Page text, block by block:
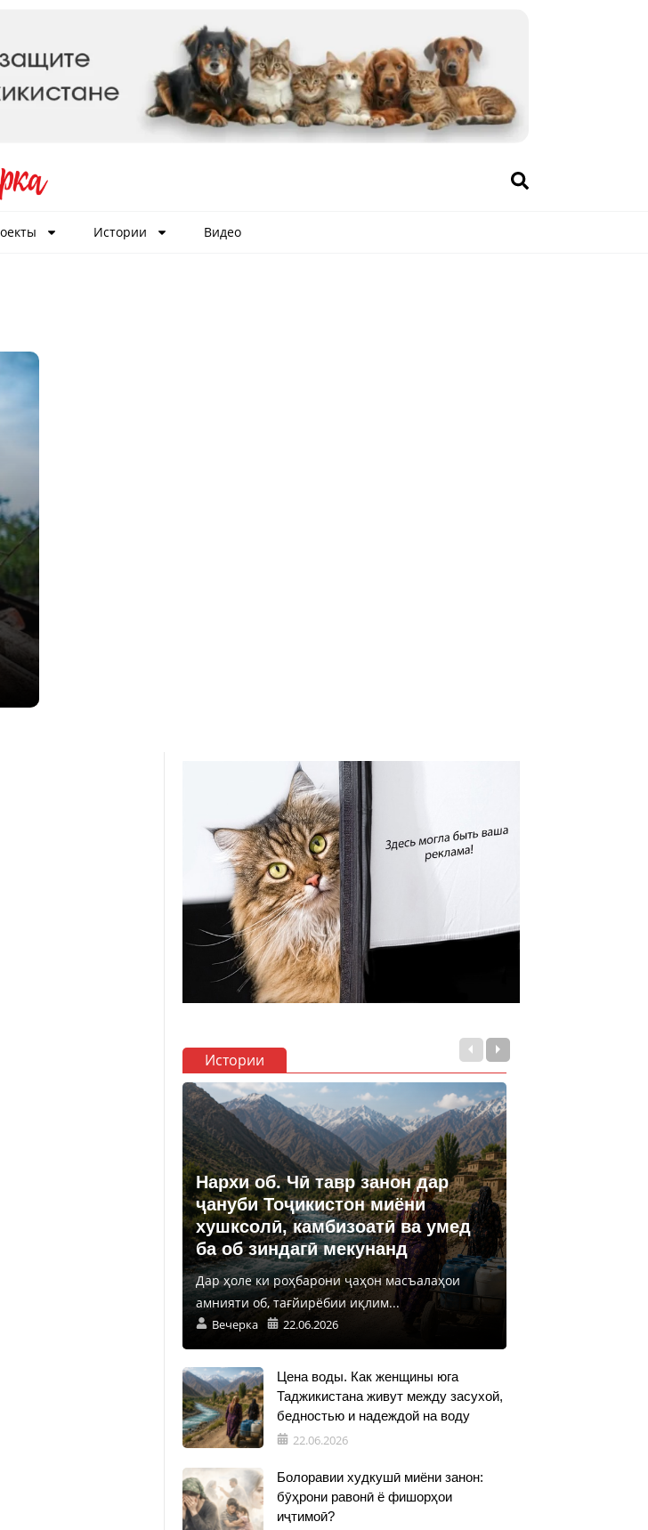
Истории Видео
Истории
Нархи об. Чӣ тавр занон дар
ҷануби Тоҷикистон миёни
хушксолӣ, камбизоатӣ ва умед
ба об зиндагӣ мекунанд
Дар ҳоле ки роҳбарони ҷаҳон масъалаҳои
амнияти об, тағйирёбии иқлим...
Вечерка 22.06.2026
Цена воды. Как женщины юга
Таджикистана живут между засухой,
бедностью и надеждой на воду
22.06.2026
Болоравии худкушӣ миёни занон:
бӯҳрони равонӣ ё фишорҳои
иҷтимоӣ?